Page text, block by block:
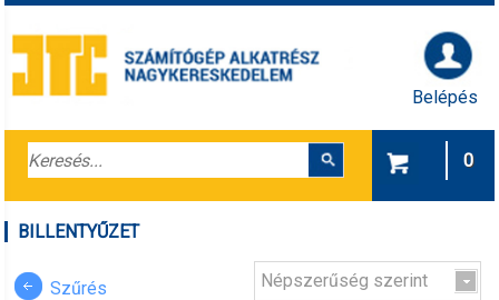
Belépés
0
BILLENTYŰZET
Szűrés Népszerűség szerint